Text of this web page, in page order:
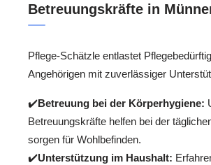
Betreuungskräfte in
Pflege-Schätzle entlastet
Angehörigen mit zuverlässiger
✔️Betreuung bei der Körperhygiene:
Betreuungskräfte helfen bei der
sorgen für Wohlbefinden.
✔️Unterstützung im Haushalt: